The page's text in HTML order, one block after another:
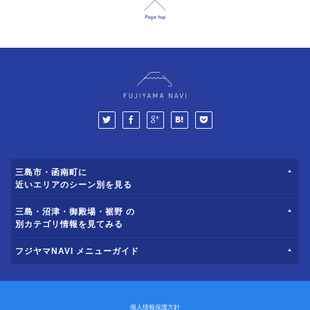
三島市・函南町に
近いエリアのシーン別を見る
三島・沼津・御殿場・裾野 の
別カテゴリ情報を見てみる
フジヤマNAVI メニューガイド
個人情報保護方針